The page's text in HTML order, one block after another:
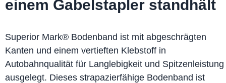
einem Gabelstapler standhält
Superior Mark® Bodenband ist mit abgeschrägten
Kanten und einem vertieften Klebstoff in
Autobahnqualität für Langlebigkeit und Spitzenleistung
ausgelegt. Dieses strapazierfähige Bodenband ist